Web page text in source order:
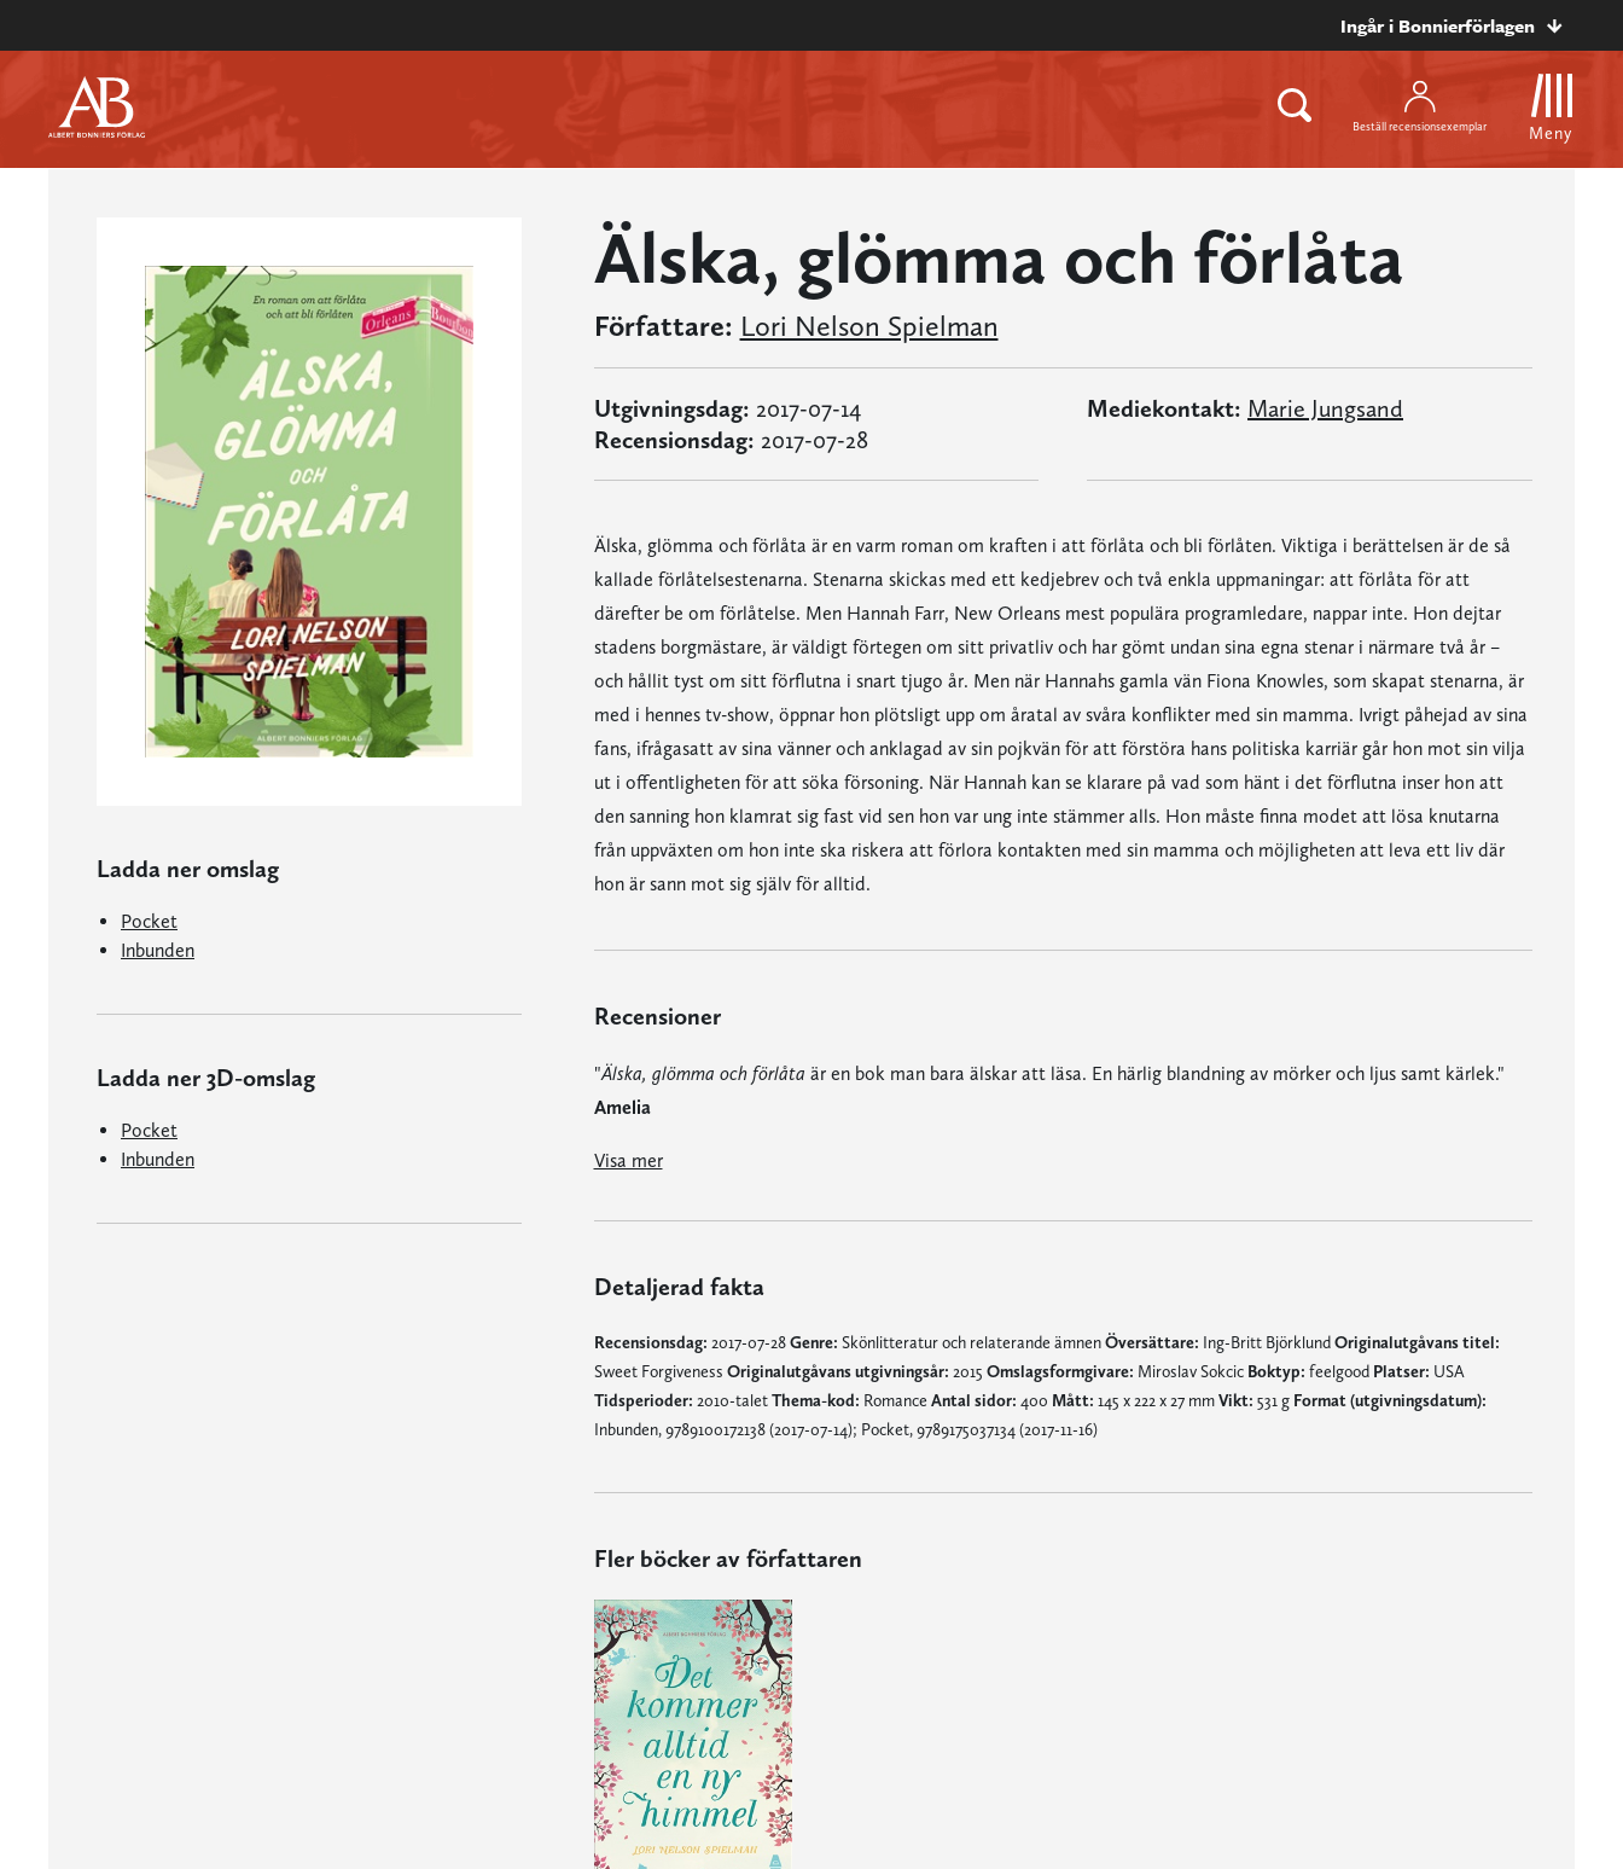
Ingår i Bonnierförlagen
Beställ recensionsexemplar Meny
Ladda ner omslag
Pocket
Inbunden
Ladda ner 3D-omslag
Pocket
Inbunden
Älska, glömma och förlåta
Författare: Lori Nelson Spielman
Utgivningsdag: 2017-07-14
Recensionsdag: 2017-07-28
Mediekontakt: Marie Jungsand
Älska, glömma och förlåta är en varm roman om kraften i att förlåta och bli förlåten. Viktiga i berättelsen är de så
kallade förlåtelsestenarna. Stenarna skickas med ett kedjebrev och två enkla uppmaningar: att förlåta för att
därefter be om förlåtelse. Men Hannah Farr, New Orleans mest populära programledare, nappar inte. Hon dejtar
stadens borgmästare, är väldigt förtegen om sitt privatliv och har gömt undan sina egna stenar i närmare två år –
och hållit tyst om sitt förflutna i snart tjugo år. Men när Hannahs gamla vän Fiona Knowles, som skapat stenarna, är
med i hennes tv-show, öppnar hon plötsligt upp om åratal av svåra konflikter med sin mamma. Ivrigt påhejad av sina
fans, ifrågasatt av sina vänner och anklagad av sin pojkvän för att förstöra hans politiska karriär går hon mot sin vilja
ut i offentligheten för att söka försoning. När Hannah kan se klarare på vad som hänt i det förflutna inser hon att
den sanning hon klamrat sig fast vid sen hon var ung inte stämmer alls. Hon måste finna modet att lösa knutarna
från uppväxten om hon inte ska riskera att förlora kontakten med sin mamma och möjligheten att leva ett liv där
hon är sann mot sig själv för alltid.
Recensioner
"Älska, glömma och förlåta är en bok man bara älskar att läsa. En härlig blandning av mörker och ljus samt kärlek."
Amelia
Visa mer
Detaljerad fakta
Recensionsdag: 2017-07-28Genre: Skönlitteratur och relaterande ämnenÖversättare: Ing-Britt BjörklundOriginalutgåvans titel:
Sweet Forgiveness Originalutgåvans utgivningsår: 2015 Omslagsformgivare: Miroslav Sokcic Boktyp: feelgood Platser: USA
Tidsperioder: 2010-taletThema-kod: Romance Antal sidor: 400 Mått: 145 x 222 x 27 mmVikt: 531 g Format (utgivningsdatum):
Inbunden, 9789100172138 (2017-07-14); Pocket, 9789175037134 (2017-11-16)
Fler böcker av författaren